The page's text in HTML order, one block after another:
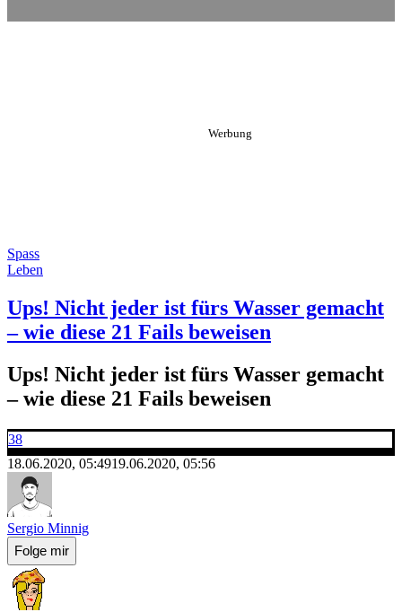
Spass
Leben
Ups! Nicht jeder ist fürs Wasser gemacht
– wie diese 21 Fails beweisen
Ups! Nicht jeder ist fürs Wasser gemacht
– wie diese 21 Fails beweisen
38
18.06.2020, 05:4919.06.2020, 05:56
Sergio Minnig
Folge mir